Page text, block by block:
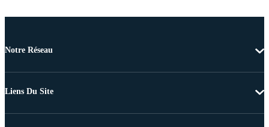
Notre Réseau
Liens Du Site